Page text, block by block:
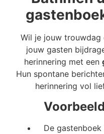
Wil je jouw trouwdag
jouw gasten
herinnering met een
Hun spontane
herinnering vol
De